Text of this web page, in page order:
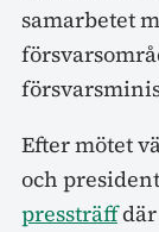
samarbetet
Efter mötet
och
pressträffdär